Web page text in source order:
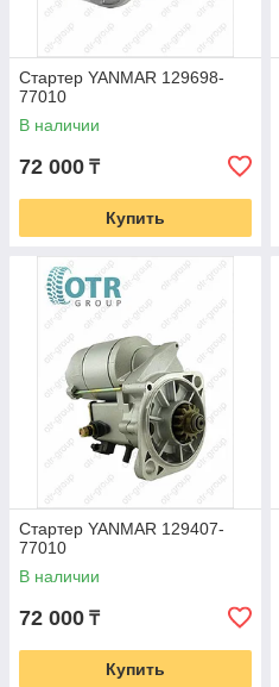
Стартер YANMAR 129698-
77010
В наличии
72 000 ₸
Купить
Стартер YANMAR 129407-
77010
В наличии
72 000 ₸
Купить